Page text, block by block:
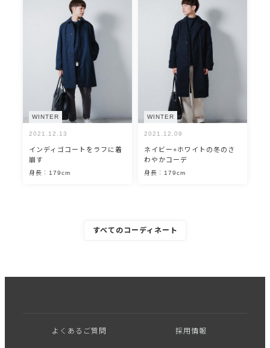
WINTER
2021.12.13
インディゴコートをラフに着
崩す
身長：179cm
WINTER
2021.12.09
ネイビー+ホワイトの冬のさ
わやかコーデ
身長：179cm
すべてのコーディネート
よくあるご質問 採用情報